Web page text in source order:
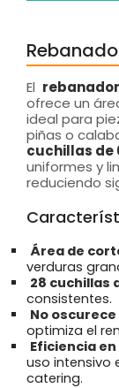
El
ofrece un
ideal para
piñas o
cuchillas de
uniformes y
reduciendo
Área de
verduras
28 cuchillas
consistentes.
No
optimiza el
Eficiencia
uso intensivo
catering.